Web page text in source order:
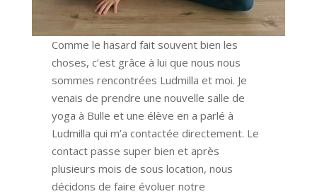
Comme le hasard fait souvent bien les
choses, c’est grâce à lui que nous nous
sommes rencontrées Ludmilla et moi. Je
venais de prendre une nouvelle salle de
yoga à Bulle et une élève en a parlé à
Ludmilla qui m’a contactée directement. Le
contact passe super bien et après
plusieurs mois de sous location, nous
décidons de faire évoluer notre